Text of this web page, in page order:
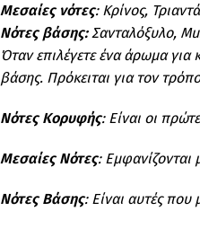
Μεσαίες νότες: Κρίνος,
Νότες βάσης:Σανταλόξυλο,
Όταν επιλέγετε ένα άρωμα για
βάσης. Πρόκειται για τον
Νότες Κορυφής: Είναι οι
Μεσαίες Νότες: Εμφανίζονται
Νότες Βάσης: Είναι αυτές που